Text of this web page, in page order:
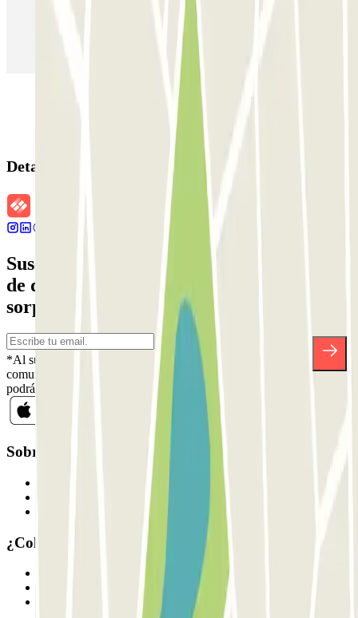
Parking en Aeropuerto Madrid Barajas
Parking en Sants - Estación de Barcelona
Detalles de la reserva
Suscríbete a nuestra newsletter y entérate
de descuentos, sorteos y otras muchas
sorpresas.
*Al suscribirte aceptas nuestra Política de Privacidad para recibir
comunicaciones comerciales de Parclick. Sin ningún compromiso,
podrás darte de baja cuando quieras en la misma newsletter.
Sobre Parclick
¿Colaboramos?
Proveedor de parking